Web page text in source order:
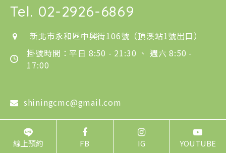
Tel. 02-2926-6869
新北市永和區中興街106號（頂溪站1號出口）
掛號時間：平日 8:50 - 21:30 、 週六 8:50 -
17:00
shiningcmc@gmail.com
線上預約 FB IG YOUTUBE